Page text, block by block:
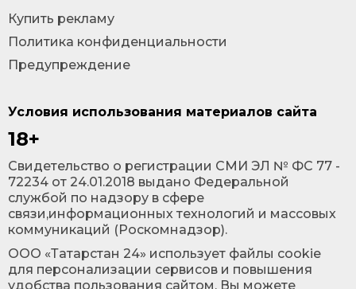
Условия использования материалов сайта
18+
Cвидетельство о регистрации СМИ ЭЛ № ФС 77 -
72234 от 24.01.2018 выдано Федеральной
службой по надзору в сфере
связи,информационных технологий и массовых
коммуникаций (Роскомнадзор).
ООО «Татарстан 24» использует файлы cookie
для персонализации сервисов и повышения
удобства пользования сайтом. Вы можете
Купить рекламу
Политика конфиденциальности
Предупреждение